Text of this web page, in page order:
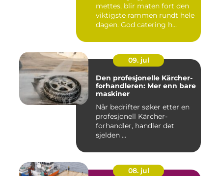
mettes, blir maten fort den
viktigste rammen rundt hele
dagen. God catering h...
09. jul
Den profesjonelle Kärcher-
forhandleren: Mer enn bare
maskiner
Når bedrifter søker etter en
profesjonell Kärcher-
forhandler, handler det
sjelden ...
08. jul